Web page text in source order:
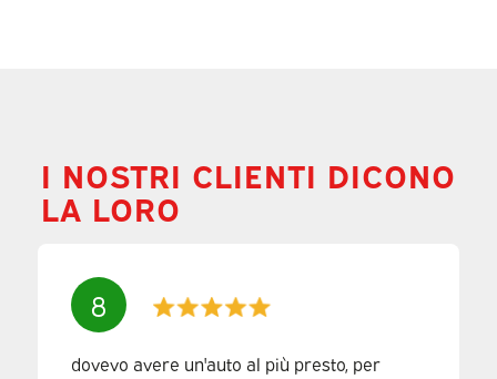
I NOSTRI CLIENTI DICONO
LA LORO
8
dovevo avere un'auto al più presto, per